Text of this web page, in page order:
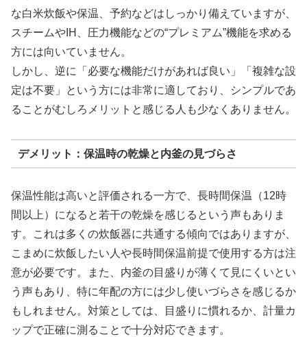
な白米炊飯や保温、予約などはしっかり備えていますが、
スチームやIH、圧力機能などの“プレミアム”機能を求める
方には向いていません。
しかし、逆に「必要な機能だけがあれば良い」「複雑な設
定は不要」という方には非常に適しており、シンプルであ
ることがむしろメリットと感じる人も少なくありません。
デメリット：保温時の乾燥と内釜の見づらさ
保温性能は高いと評価される一方で、長時間保温（12時
間以上）になると若干の乾燥を感じるという声もありま
す。これは多くの炊飯器に共通する傾向ではありますが、
こまめに炊飯したい人や長時間保温前提で使用する方は注
意が必要です。また、内釜の目盛りが薄くて見にくいとい
う声もあり、特に年配の方には少し使いづらさを感じるか
もしれません。対策としては、目盛りに慣れるか、計量カ
ップで正確に測ることで十分対応できます。